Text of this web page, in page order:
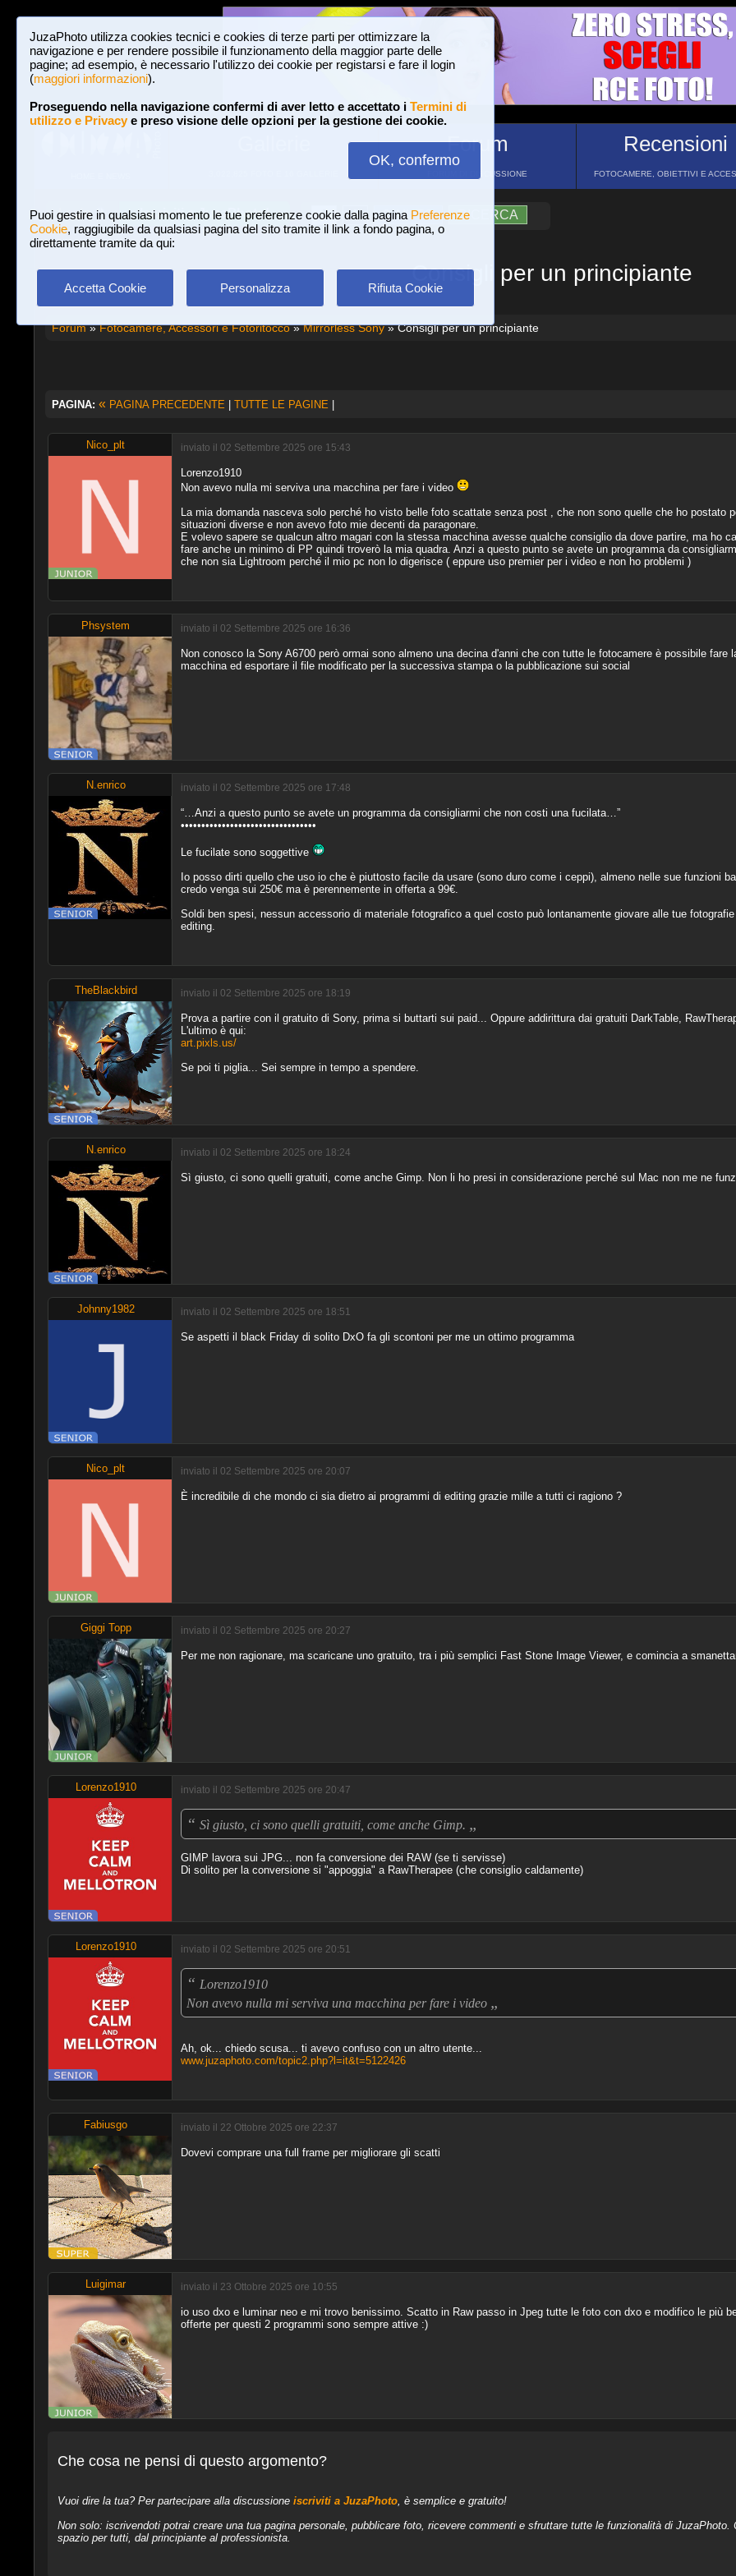
JuzaPhoto utilizza cookies tecnici e cookies di terze parti per ottimizzare la
navigazione e per rendere possibile il funzionamento della maggior parte delle
pagine; ad esempio, è necessario l'utilizzo dei cookie per registarsi e fare il login
(maggiori informazioni).
Proseguendo nella navigazione confermi di aver letto e accettato i Termini di
utilizzo e Privacye preso visione delle opzioni per la gestione dei cookie.
OK, confermo
Puoi gestire in qualsiasi momento le tue preferenze cookie dalla pagina Preferenze
Cookie, raggiugibile da qualsiasi pagina del sito tramite il link a fondo pagina, o
direttamente tramite da qui:
Accetta Cookie Personalizza Rifiuta Cookie
Forum
FORUM DI DISCUSSIONE
Recensioni
FOTOCAMERE, OBIETTIVI E
Login Iscriviti a JuzaPhoto! A A ?AIUTO RICERCA
Consigli per un principiante
Forum»Fotocamere, Accessori e Fotoritocco»Mirrorless Sony» Consigli per un principiante
PAGINA: « PAGINA PRECEDENTE | TUTTE LE PAGINE |
Nico_plt inviato il 02 Settembre 2025 ore 15:43
Lorenzo1910
Non avevo nulla mi serviva una macchina per fare i video
La mia domanda nasceva solo perché ho visto belle foto scattate senza post , che non sono quelle che ho postato
situazioni diverse e non avevo foto mie decenti da paragonare.
E volevo sapere se qualcun altro magari con la stessa macchina avesse qualche consiglio da dove partire, ma ho
fare anche un minimo di PP quindi troverò la mia quadra. Anzi a questo punto se avete un programma da
che non sia Lightroom perché il mio pc non lo digerisce ( eppure uso premier per i video e non ho problemi )
Phsystem inviato il 02 Settembre 2025 ore 16:36
Non conosco la Sony A6700 però ormai sono almeno una decina d'anni che con tutte le fotocamere è possibile fare
macchina ed esportare il file modificato per la successiva stampa o la pubblicazione sui social
N.enrico inviato il 02 Settembre 2025 ore 17:48
“…Anzi a questo punto se avete un programma da consigliarmi che non costi una fucilata…”
•••••••••••••••••••••••••••••••••
Le fucilate sono soggettive
Io posso dirti quello che uso io che è piuttosto facile da usare (sono duro come i ceppi), almeno nelle sue funzioni
credo venga sui 250€ ma è perennemente in offerta a 99€.
Soldi ben spesi, nessun accessorio di materiale fotografico a quel costo può lontanamente giovare alle tue
editing.
TheBlackbird inviato il 02 Settembre 2025 ore 18:19
Prova a partire con il gratuito di Sony, prima si buttarti sui paid... Oppure addirittura dai gratuiti DarkTable,
L'ultimo è qui:
art.pixls.us/
Se poi ti piglia... Sei sempre in tempo a spendere.
N.enrico inviato il 02 Settembre 2025 ore 18:24
Sì giusto, ci sono quelli gratuiti, come anche Gimp. Non li ho presi in considerazione perché sul Mac non me ne
Johnny1982 inviato il 02 Settembre 2025 ore 18:51
Se aspetti il black Friday di solito DxO fa gli scontoni per me un ottimo programma
Nico_plt inviato il 02 Settembre 2025 ore 20:07
È incredibile di che mondo ci sia dietro ai programmi di editing grazie mille a tutti ci ragiono ?
Giggi Topp inviato il 02 Settembre 2025 ore 20:27
Per me non ragionare, ma scaricane uno gratuito, tra i più semplici Fast Stone Image Viewer, e comincia a
Lorenzo1910 inviato il 02 Settembre 2025 ore 20:47
“ Sì giusto, ci sono quelli gratuiti, come anche Gimp. „
GIMP lavora sui JPG... non fa conversione dei RAW (se ti servisse)
Di solito per la conversione si "appoggia" a RawTherapee (che consiglio caldamente)
Lorenzo1910 inviato il 02 Settembre 2025 ore 20:51
“ Lorenzo1910
Non avevo nulla mi serviva una macchina per fare i video „
Ah, ok... chiedo scusa... ti avevo confuso con un altro utente...
www.juzaphoto.com/topic2.php?l=it&t=5122426
Fabiusgo inviato il 22 Ottobre 2025 ore 22:37
Dovevi comprare una full frame per migliorare gli scatti
Luigimar inviato il 23 Ottobre 2025 ore 10:55
io uso dxo e luminar neo e mi trovo benissimo. Scatto in Raw passo in Jpeg tutte le foto con dxo e modifico le più
offerte per questi 2 programmi sono sempre attive :)
Che cosa ne pensi di questo argomento?
Vuoi dire la tua? Per partecipare alla discussione iscriviti a JuzaPhoto, è semplice e gratuito!
Non solo: iscrivendoti potrai creare una tua pagina personale, pubblicare foto, ricevere commenti e sfruttare tutte le funzionalità di JuzaPhoto.
spazio per tutti, dal principiante al professionista.